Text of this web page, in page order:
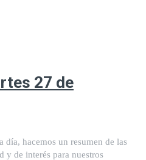
27 de
día, hacemos un resumen de las
y de interés para nuestros